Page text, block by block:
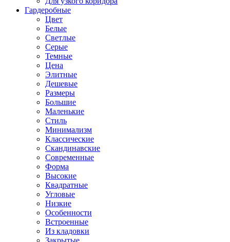
Гардеробные
Цвет
Белые
Светлые
Серые
Темные
Цена
Элитные
Дешевые
Размеры
Большие
Маленькие
Стиль
Минимализм
Классические
Скандинавские
Современные
Форма
Высокие
Квадратные
Угловые
Низкие
Особенности
Встроенные
Из кладовки
Закрытые